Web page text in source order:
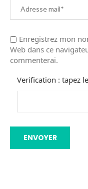
Enregistrez mon
Web dans ce
commenterai.
Verification : tapez